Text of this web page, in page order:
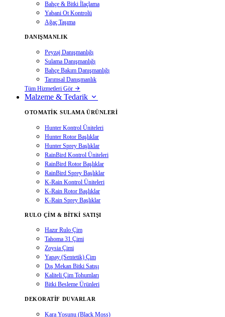
Bahçe & Bitki İlaçlama
Yabani Ot Kontrolü
Ağaç Taşıma
DANIŞMANLIK
Peyzaj Danışmanlığı
Sulama Danışmanlığı
Bahçe Bakım Danışmanlığı
Tarımsal Danışmanlık
Tüm Hizmetleri Gör
Malzeme & Tedarik
OTOMATIK SULAMA ÜRÜNLERI
Hunter Kontrol Üniteleri
Hunter Rotor Başlıklar
Hunter Sprey Başlıklar
RainBird Kontrol Üniteleri
RainBird Rotor Başlıklar
RainBird Sprey Başlıklar
K-Rain Kontrol Üniteleri
K-Rain Rotor Başlıklar
K-Rain Sprey Başlıklar
RULO ÇIM & BITKI SATIŞI
Hazır Rulo Çim
Tahoma 31 Çimi
Zoysia Çimi
Yapay (Sentetik) Çim
Dış Mekan Bitki Satışı
Kaliteli Çim Tohumları
Bitki Besleme Ürünleri
DEKORATIF DUVARLAR
Kara Yosunu (Black Moss)